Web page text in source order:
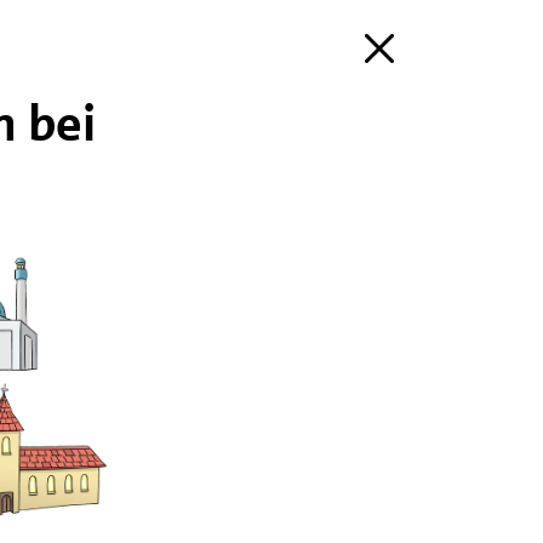
bei